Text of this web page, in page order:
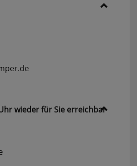
wieder für Sie erreichbar